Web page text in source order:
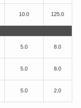
10.0 125.0
5.0 8.0
5.0 8.0
5.0 2.0